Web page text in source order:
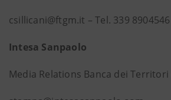
csillicani@ftgm.it – Tel. 339 8904546
Intesa Sanpaolo
Media Relations Banca dei